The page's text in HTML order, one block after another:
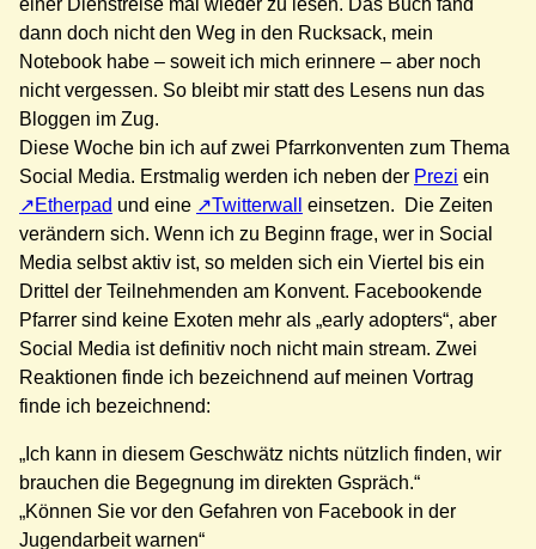
dann doch nicht den Weg in den Rucksack, mein
Notebook habe – soweit ich mich erinnere – aber noch
nicht vergessen. So bleibt mir statt des Lesens nun das
Bloggen im Zug.
Diese Woche bin ich auf zwei Pfarrkonventen zum Thema
Social Media. Erstmalig werden ich neben der Prezi ein
Etherpad und eine Twitterwall
einsetzen. Die Zeiten
verändern sich. Wenn ich zu Beginn frage, wer in Social
Media selbst aktiv ist, so melden sich ein Viertel bis ein
Drittel der Teilnehmenden am Konvent. Facebookende
Pfarrer sind keine Exoten mehr als „early adopters“, aber
Social Media ist definitiv noch nicht main stream. Zwei
Reaktionen finde ich bezeichnend auf meinen Vortrag
finde ich bezeichnend:
„Ich kann in diesem Geschwätz nichts nützlich finden, wir
brauchen die Begegnung im direkten Gspräch.“
„Können Sie vor den Gefahren von Facebook in der
Jugendarbeit warnen“